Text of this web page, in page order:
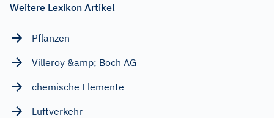
Weitere Lexikon Artikel
Pflanzen
Villeroy &amp; Boch AG
chemische Elemente
Luftverkehr